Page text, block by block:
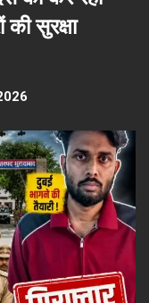
सुरक्षा